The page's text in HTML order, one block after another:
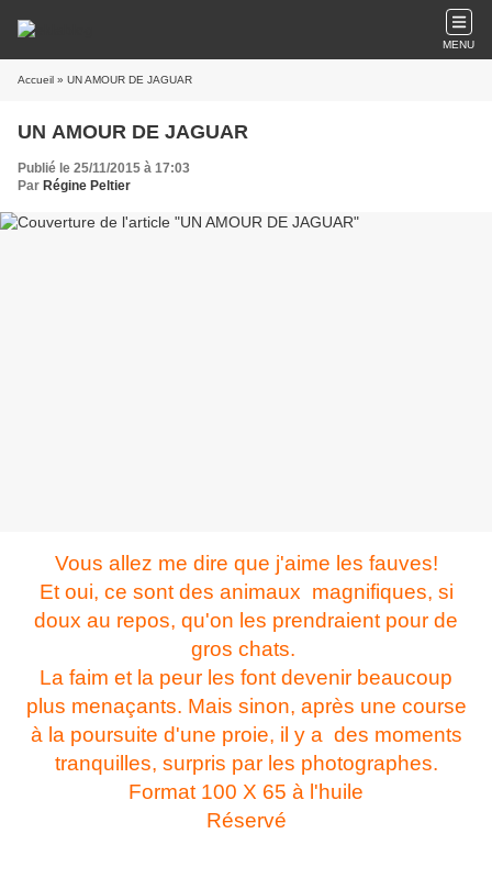
MENU
Accueil » UN AMOUR DE JAGUAR
UN AMOUR DE JAGUAR
Publié le 25/11/2015 à 17:03
Par Régine Peltier
Vous allez me dire que j'aime les fauves!
Et oui, ce sont des animaux magnifiques, si
doux au repos, qu'on les prendraient pour de
gros chats.
La faim et la peur les font devenir beaucoup
plus menaçants. Mais sinon, après une course
à la poursuite d'une proie, il y a des moments
tranquilles, surpris par les photographes.
Format 100 X 65 à l'huile
Réservé